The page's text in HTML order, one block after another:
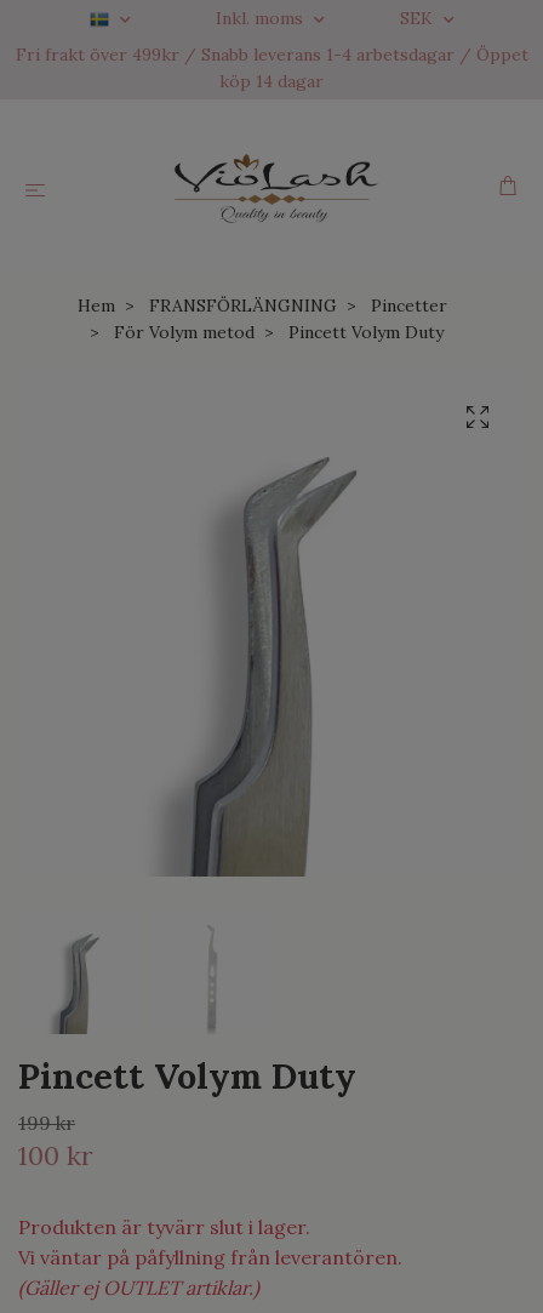
Inkl. moms
SEK
Fri frakt över 499kr / Snabb leverans 1-4 arbetsdagar / Öppet
köp 14 dagar
Hem FRANSFÖRLÄNGNING
Pincetter
För Volym metod
Pincett Volym Duty
Pincett Volym Duty
199 kr
100 kr
Produkten är tyvärr slut i lager.
Vi väntar på påfyllning från leverantören.
(Gäller ej OUTLET artiklar.)